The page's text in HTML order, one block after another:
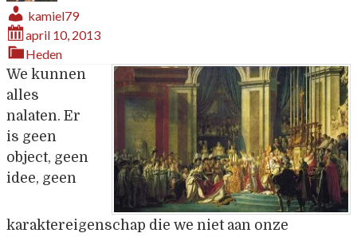
kamiel79
april 10, 2013
Heden
We kunnen
alles
nalaten. Er
is geen
object, geen
idee, geen
karaktereigenschap die we niet aan onze